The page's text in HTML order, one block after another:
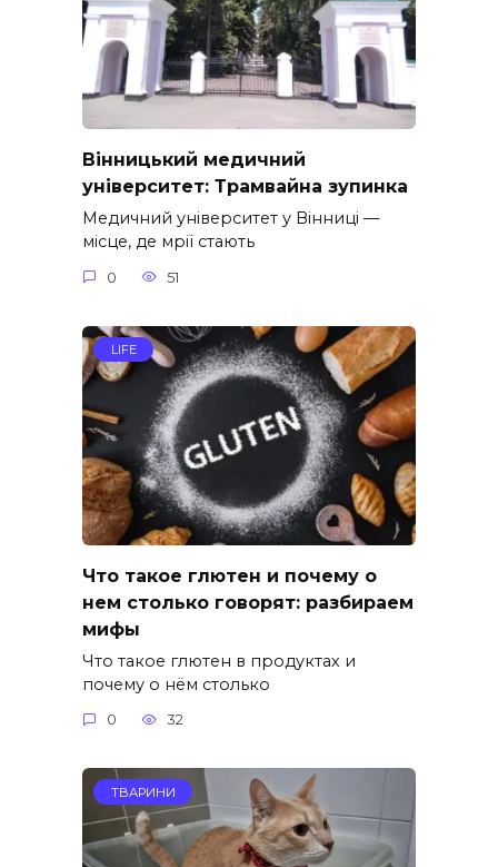
Вінницький медичний
університет: Трамвайна зупинка
Медичний університет у Вінниці —
місце, де мрії стають
0 51
LIFE
Что такое глютен и почему о
нем столько говорят: разбираем
мифы
Что такое глютен в продуктах и
почему о нём столько
0 32
ТВАРИНИ